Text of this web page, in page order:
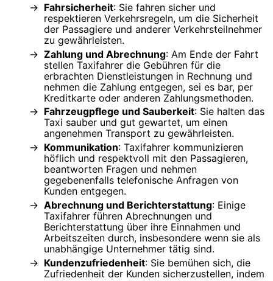
Fahrsicherheit: Sie fahren sicher und
respektieren Verkehrsregeln, um die Sicherheit
der Passagiere und anderer Verkehrsteilnehmer
zu gewährleisten.
Zahlung und Abrechnung: Am Ende der Fahrt
stellen Taxifahrer die Gebühren für die
erbrachten Dienstleistungen in Rechnung und
nehmen die Zahlung entgegen, sei es bar, per
Kreditkarte oder anderen Zahlungsmethoden.
Fahrzeugpflege und Sauberkeit: Sie halten das
Taxi sauber und gut gewartet, um einen
angenehmen Transport zu gewährleisten.
Kommunikation: Taxifahrer kommunizieren
höflich und respektvoll mit den Passagieren,
beantworten Fragen und nehmen
gegebenenfalls telefonische Anfragen von
Kunden entgegen.
Abrechnung und Berichterstattung: Einige
Taxifahrer führen Abrechnungen und
Berichterstattung über ihre Einnahmen und
Arbeitszeiten durch, insbesondere wenn sie als
unabhängige Unternehmer tätig sind.
Kundenzufriedenheit: Sie bemühen sich, die
Zufriedenheit der Kunden sicherzustellen, indem